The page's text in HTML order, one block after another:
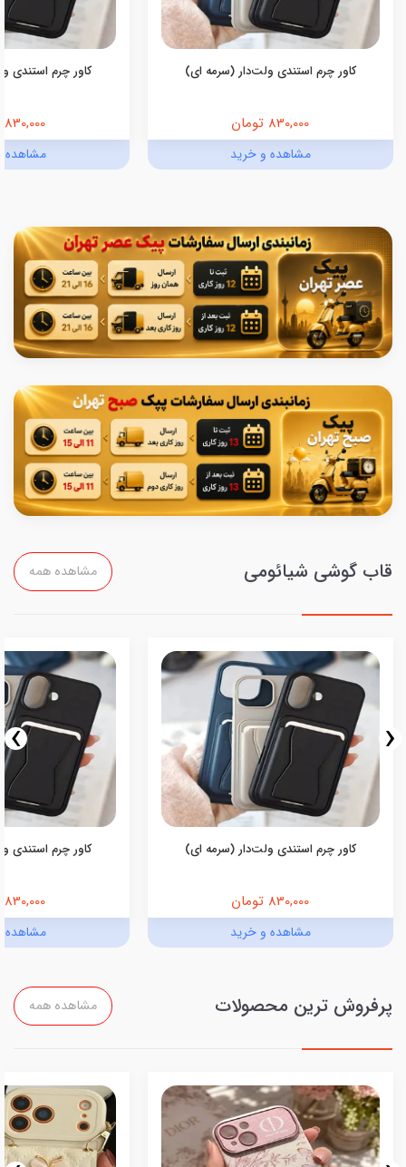
کاور چرم استندی ولت‌دار (سرمه ای)
830,000 تومان
مشاهده و خرید
کاور چرم استندی
830,000 تومان
مشاهده
قاب گوشی شیائومی مشاهده همه
کاور چرم استندی ولت‌دار (سرمه ای)
830,000 تومان
مشاهده و خرید
کاور چرم استندی
830,000 تومان
مشاهده
‹
›
پرفروش ترین محصولات مشاهده همه